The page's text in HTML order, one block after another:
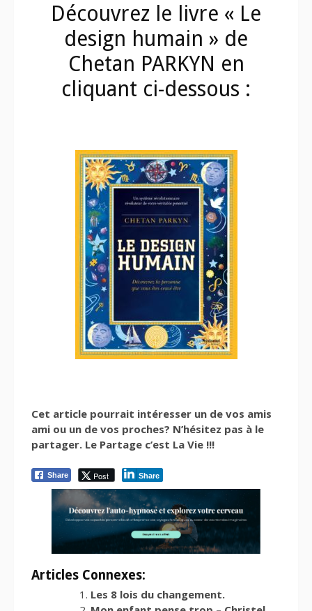
Découvrez le livre « Le
design humain » de
Chetan PARKYN en
cliquant ci-dessous :
Cet article pourrait intéresser un de vos amis
ami ou un de vos proches? N’hésitez pas à le
partager. Le Partage c’est La Vie !!!
Share Post Share
Articles Connexes:
Les 8 lois du changement.